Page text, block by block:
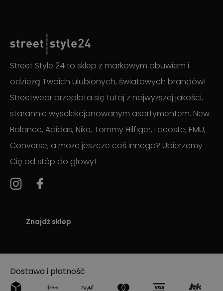
Street Style 24 to sklep z markowym obuwiem i
odzieżą Twoich ulubionych, światowych brandów!
Streetwear przeplata się tutaj z najwyższej jakości,
starannie wyselekcjonowanym asortymentem. New
Balance, Adidas, Nike, Tommy Hilfiger, Lacoste, EMU,
Converse, a może jeszcze coś innego? Ubierzemy
Cię od stóp do głowy!
Znajdź sklep
Dostawa i płatność